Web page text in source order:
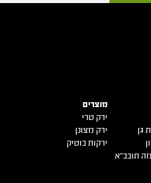
גן
תובב"א
מוצרים
ירק טרי
ירק מצונן
ירקות בוטיק